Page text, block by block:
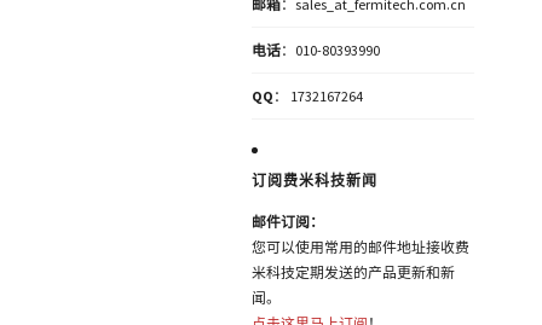
邮箱：sales_at_fermitech.com.cn
电话：010-80393990
QQ ： 1732167264
订阅费米科技新闻
邮件订阅：
您可以使用常用的邮件地址接收费
米科技定期发送的产品更新和新
闻。